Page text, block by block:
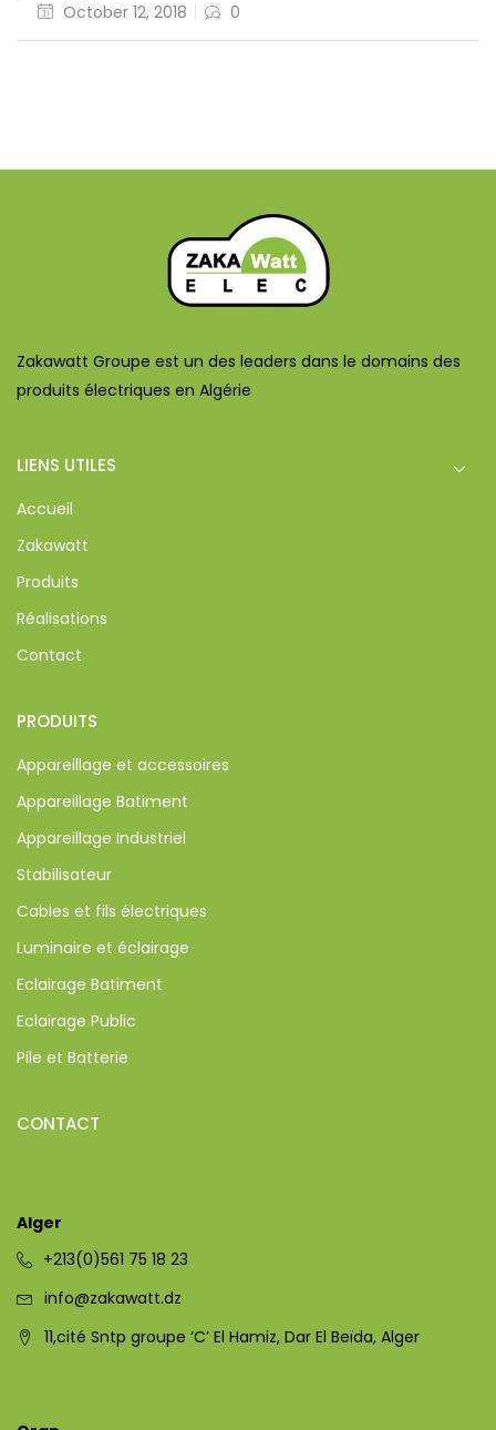
October 12, 2018
0
Zakawatt Groupe est un des leaders dans le domains des
produits électriques en Algérie
LIENS UTILES
Accueil
Zakawatt
Produits
Réalisations
Contact
PRODUITS
Appareillage et accessoires
Appareillage Batiment
Appareillage Industriel
Stabilisateur
Cables et fils électriques
Luminaire et éclairage
Eclairage Batiment
Eclairage Public
Pile et Batterie
CONTACT
Alger
+213(0)561 75 18 23
info@zakawatt.dz
11,cité Sntp groupe ‘C’ El Hamiz, Dar El Beïda, Alger